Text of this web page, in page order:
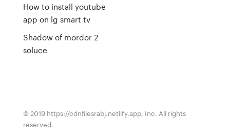
How to install youtube
app on lg smart tv
Shadow of mordor 2
soluce
© 2019 https://cdnfilesrabj.netlify.app, Inc. All rights
reserved.